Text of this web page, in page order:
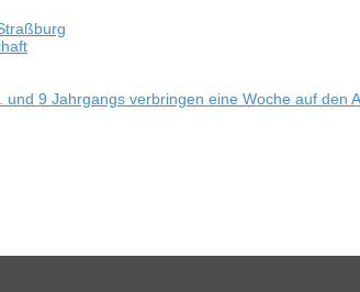
und 9 Jahr­gangs ver­brin­gen eine Woche auf den